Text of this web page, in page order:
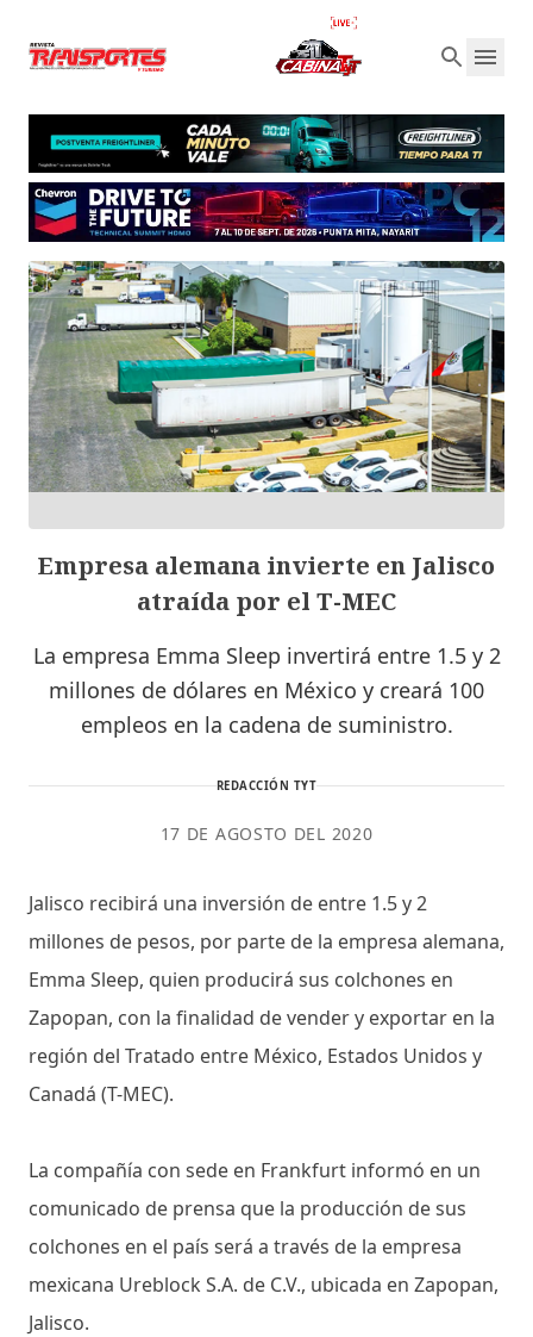
Empresa alemana invierte en Jalisco
atraída por el T-MEC
La empresa Emma Sleep invertirá entre 1.5 y 2
millones de dólares en México y creará 100
empleos en la cadena de suministro.
REDACCIÓN TYT
17 DE AGOSTO DEL 2020
Jalisco recibirá una inversión de entre 1.5 y 2
millones de pesos, por parte de la empresa alemana,
Emma Sleep, quien producirá sus colchones en
Zapopan, con la finalidad de vender y exportar en la
región del Tratado entre México, Estados Unidos y
Canadá (T-MEC).
La compañía con sede en Frankfurt informó en un
comunicado de prensa que la producción de sus
colchones en el país será a través de la empresa
mexicana Ureblock S.A. de C.V., ubicada en Zapopan,
Jalisco.